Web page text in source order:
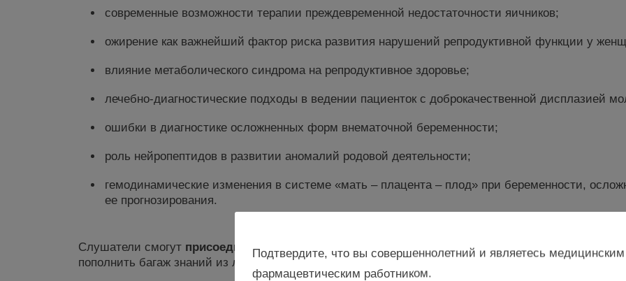
современные возможности терапии преждевременной недостаточности яичников;
ожирение как важнейший фактор риска развития нарушений репродуктивной функции у
влияние метаболического синдрома на репродуктивное здоровье;
лечебно-диагностические подходы в ведении пациенток с доброкачественной дисплазией
ошибки в диагностике осложненных форм внематочной беременности;
роль нейропептидов в развитии аномалий родовой деятельности;
гемодинамические изменения в системе «мать – плацента – плод» при беременности,
ее прогнозирования.
Слушатели смогут присоединиться к обсуждению интересующих тем и задать вопросы
пополнить багаж знаний из любой точки мира.
Подтвердите, что вы совершеннолетний и являетесь
фармацевтическим работником.